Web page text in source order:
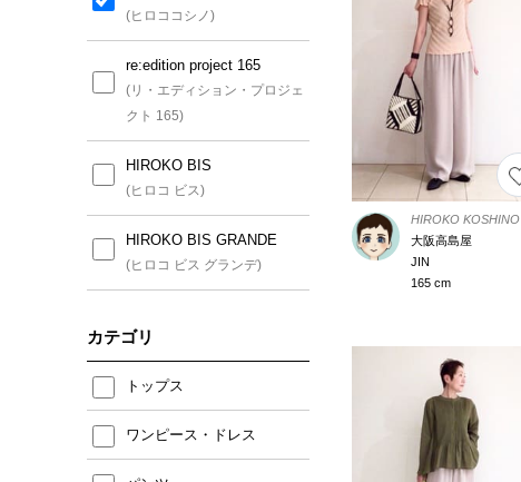
(ヒロココシノ)
re:edition project 165
(リ・エディション・プロジェ
クト 165)
HIROKO BIS
(ヒロコ ビス)
HIROKO BIS GRANDE
(ヒロコ ビス グランデ)
カテゴリ
トップス
ワンピース・ドレス
HIROKO KOSHINO
大阪高島屋
JIN
165 cm